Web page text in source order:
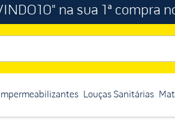
na sua 1ª compra
Impermeabilizantes Louças Sanitárias